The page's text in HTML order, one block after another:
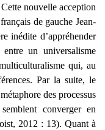
nouvelle acception
de gauche Jean-
inédite d’appréhender
un universalisme
qui, au
Par la suite, le
des processus
converger en
2012 : 13). Quant à